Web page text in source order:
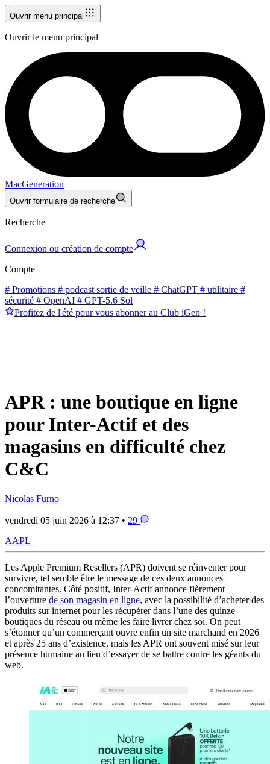
Ouvrir menu principal
Ouvrir le menu principal
MacGeneration
Ouvrir formulaire de recherche
Recherche
Connexion ou création de compte
Compte
# Promotions # podcast sortie de veille # ChatGPT # utilitaire #
sécurité # OpenAI # GPT-5.6 Sol
Profitez de l'été pour vous abonner au Club iGen !
APR : une boutique en ligne
pour Inter-Actif et des
magasins en difficulté chez
C&C
Nicolas Furno
vendredi 05 juin 2026 à 12:37 • 29
AAPL
Les Apple Premium Resellers (APR) doivent se réinventer pour
survivre, tel semble être le message de ces deux annonces
concomitantes. Côté positif, Inter-Actif annonce fièrement
l’ouverture de son magasin en ligne, avec la possibilité d’acheter des
produits sur internet pour les récupérer dans l’une des quinze
boutiques du réseau ou même les faire livrer chez soi. On peut
s’étonner qu’un commerçant ouvre enfin un site marchand en 2026
et après 25 ans d’existence, mais les APR ont souvent misé sur leur
présence humaine au lieu d’essayer de se battre contre les géants du
web.